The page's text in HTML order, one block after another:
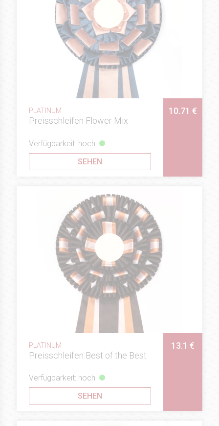
PLATINUM
Preisschleifen Flower Mix
10.71 €
Verfügbarkeit: hoch
SEHEN
PLATINUM
Preisschleifen Best of the Best
13.1 €
Verfügbarkeit: hoch
SEHEN